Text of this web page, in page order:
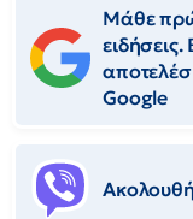
Μάθε
Google